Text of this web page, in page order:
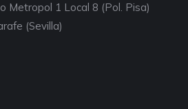
Metropol 1 Local 8 (Pol. Pisa)
(Sevilla)